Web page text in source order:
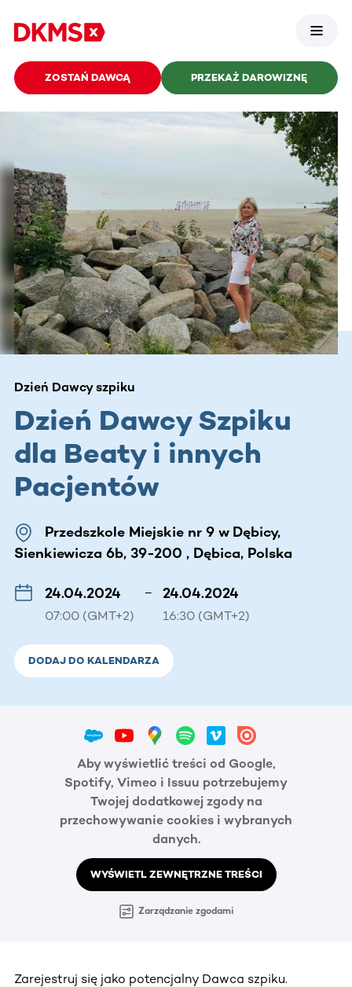
ZOSTAŃ DAWCĄ PRZEKAŻ DAROWIZNĘ
Dzień Dawcy szpiku
Dzień Dawcy Szpiku
dla Beaty i innych
Pacjentów
Przedszkole Miejskie nr 9 w Dębicy,
Sienkiewicza 6b, 39-200 , Dębica, Polska
24.04.2024
07:00 (GMT+2)
– 24.04.2024
16:30 (GMT+2)
DODAJ DO KALENDARZA
Aby wyświetlić treści od Google,
Spotify, Vimeo i Issuu potrzebujemy
Twojej dodatkowej zgody na
przechowywanie cookies i wybranych
danych.
WYŚWIETL ZEWNĘTRZNE TREŚCI
Zarządzanie zgodami
Zarejestruj się jako potencjalny Dawca szpiku.